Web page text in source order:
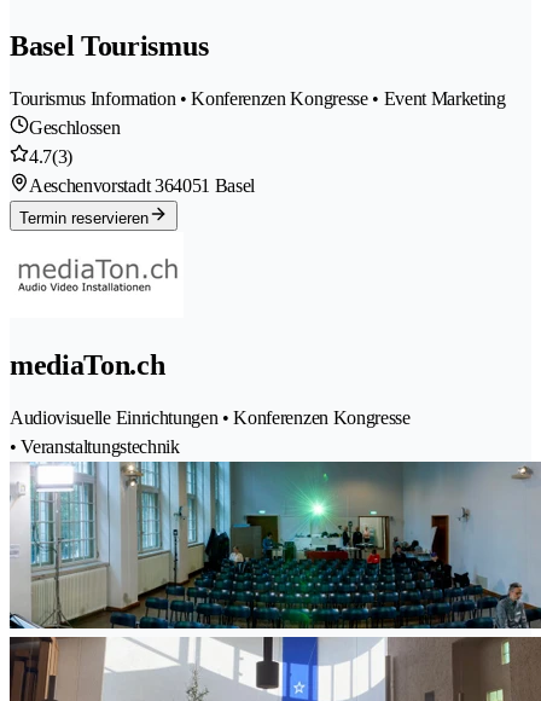
Basel Tourismus
Tourismus Information • Konferenzen Kongresse • Event Marketing
Geschlossen
4.7(3)
Aeschenvorstadt 364051 Basel
Termin reservieren
mediaTon.ch
Audiovisuelle Einrichtungen • Konferenzen Kongresse
• Veranstaltungstechnik